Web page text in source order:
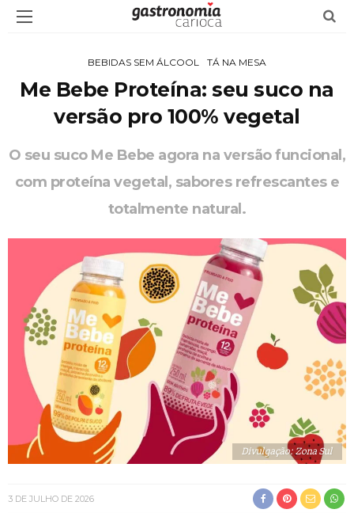
BEBIDAS SEM ÁLCOOL TÁ NA MESA
Me Bebe Proteína: seu suco na
versão pro 100% vegetal
O seu suco Me Bebe agora na versão funcional,
com proteína vegetal, sabores refrescantes e
totalmente natural.
Divulgação: Zona Sul
3 DE JULHO DE 2026